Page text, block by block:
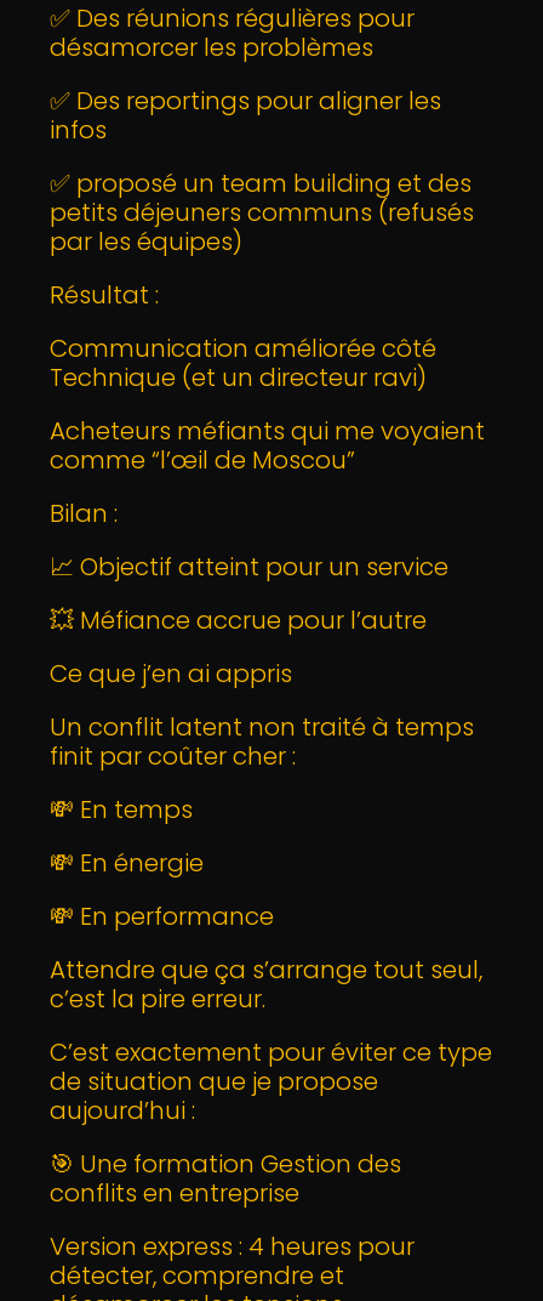
✅ Des réunions régulières pour
désamorcer les problèmes
✅ Des reportings pour aligner les
infos
✅ proposé un team building et des
petits déjeuners communs (refusés
par les équipes)
Résultat :
Communication améliorée côté
Technique (et un directeur ravi)
Acheteurs méfiants qui me voyaient
comme “l’œil de Moscou”
Bilan :
📈 Objectif atteint pour un service
💥 Méfiance accrue pour l’autre
Ce que j’en ai appris
Un conflit latent non traité à temps
finit par coûter cher :
💸 En temps
💸 En énergie
💸 En performance
Attendre que ça s’arrange tout seul,
c’est la pire erreur.
C’est exactement pour éviter ce type
de situation que je propose
aujourd’hui :
🎯 Une formation Gestion des
conflits en entreprise
Version express : 4 heures pour
détecter, comprendre et